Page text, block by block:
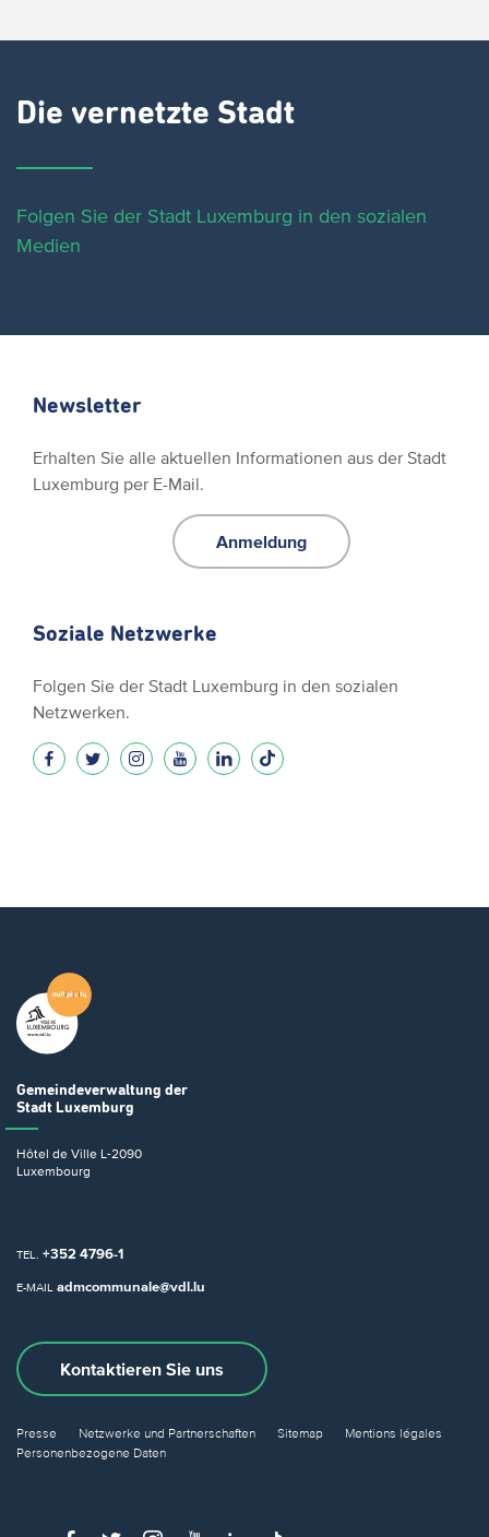
Die vernetzte Stadt
Folgen Sie der Stadt Luxemburg in den sozialen
Medien
Newsletter
Erhalten Sie alle aktuellen Informationen aus der Stadt
Luxemburg per E-Mail.
Anmeldung
Soziale Netzwerke
Folgen Sie der Stadt Luxemburg in den sozialen
Netzwerken.
Gemeindeverwaltung der
Stadt Luxemburg
Hôtel de Ville L-2090
Luxembourg
TEL. +352 4796-1
E-MAIL admcommunale@vdl.lu
Kontaktieren Sie uns
Presse Netzwerke und Partnerschaften Sitemap
Mentions légales
Personenbezogene Daten